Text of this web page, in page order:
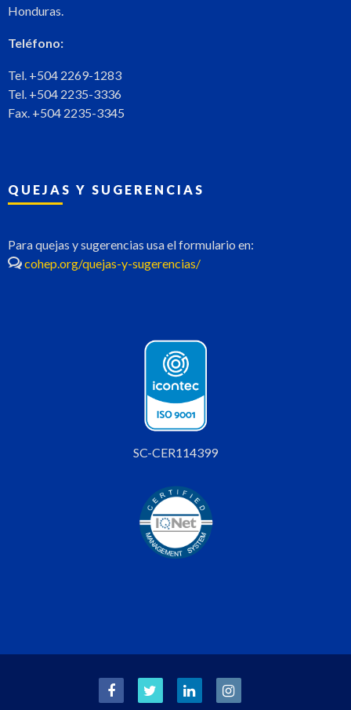
Honduras.
Teléfono:
Tel. +504 2269-1283
Tel. +504 2235-3336
Fax. +504 2235-3345
QUEJAS Y SUGERENCIAS
Para quejas y sugerencias usa el formulario en:
cohep.org/quejas-y-sugerencias/
SC-CER114399